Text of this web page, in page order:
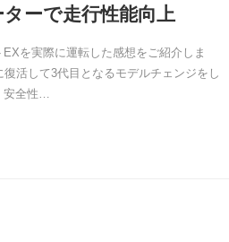
ーで走行性能向上
を実際に運転した感想をご紹介しま
活して3代目となるモデルチェンジをし
安全性…